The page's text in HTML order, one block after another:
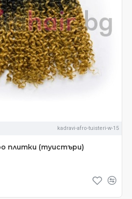
kadravi-afro-tuisteri-w-15
плитки (туистъри)